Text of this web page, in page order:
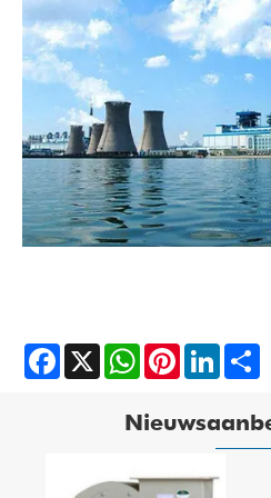
Facebook
X WhatsAppPinterestLinkedIn